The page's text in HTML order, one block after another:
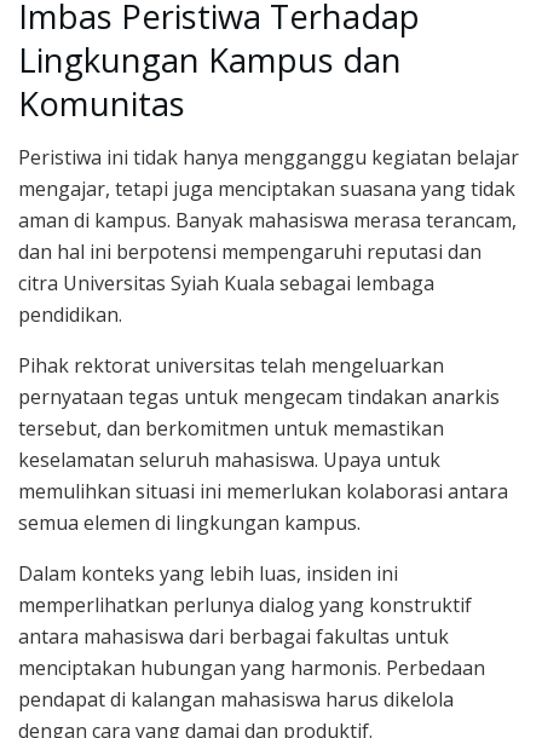
Imbas Peristiwa Terhadap
Lingkungan Kampus dan
Komunitas
Peristiwa ini tidak hanya mengganggu kegiatan belajar
mengajar, tetapi juga menciptakan suasana yang tidak
aman di kampus. Banyak mahasiswa merasa terancam,
dan hal ini berpotensi mempengaruhi reputasi dan
citra Universitas Syiah Kuala sebagai lembaga
pendidikan.
Pihak rektorat universitas telah mengeluarkan
pernyataan tegas untuk mengecam tindakan anarkis
tersebut, dan berkomitmen untuk memastikan
keselamatan seluruh mahasiswa. Upaya untuk
memulihkan situasi ini memerlukan kolaborasi antara
semua elemen di lingkungan kampus.
Dalam konteks yang lebih luas, insiden ini
memperlihatkan perlunya dialog yang konstruktif
antara mahasiswa dari berbagai fakultas untuk
menciptakan hubungan yang harmonis. Perbedaan
pendapat di kalangan mahasiswa harus dikelola
dengan cara yang damai dan produktif.